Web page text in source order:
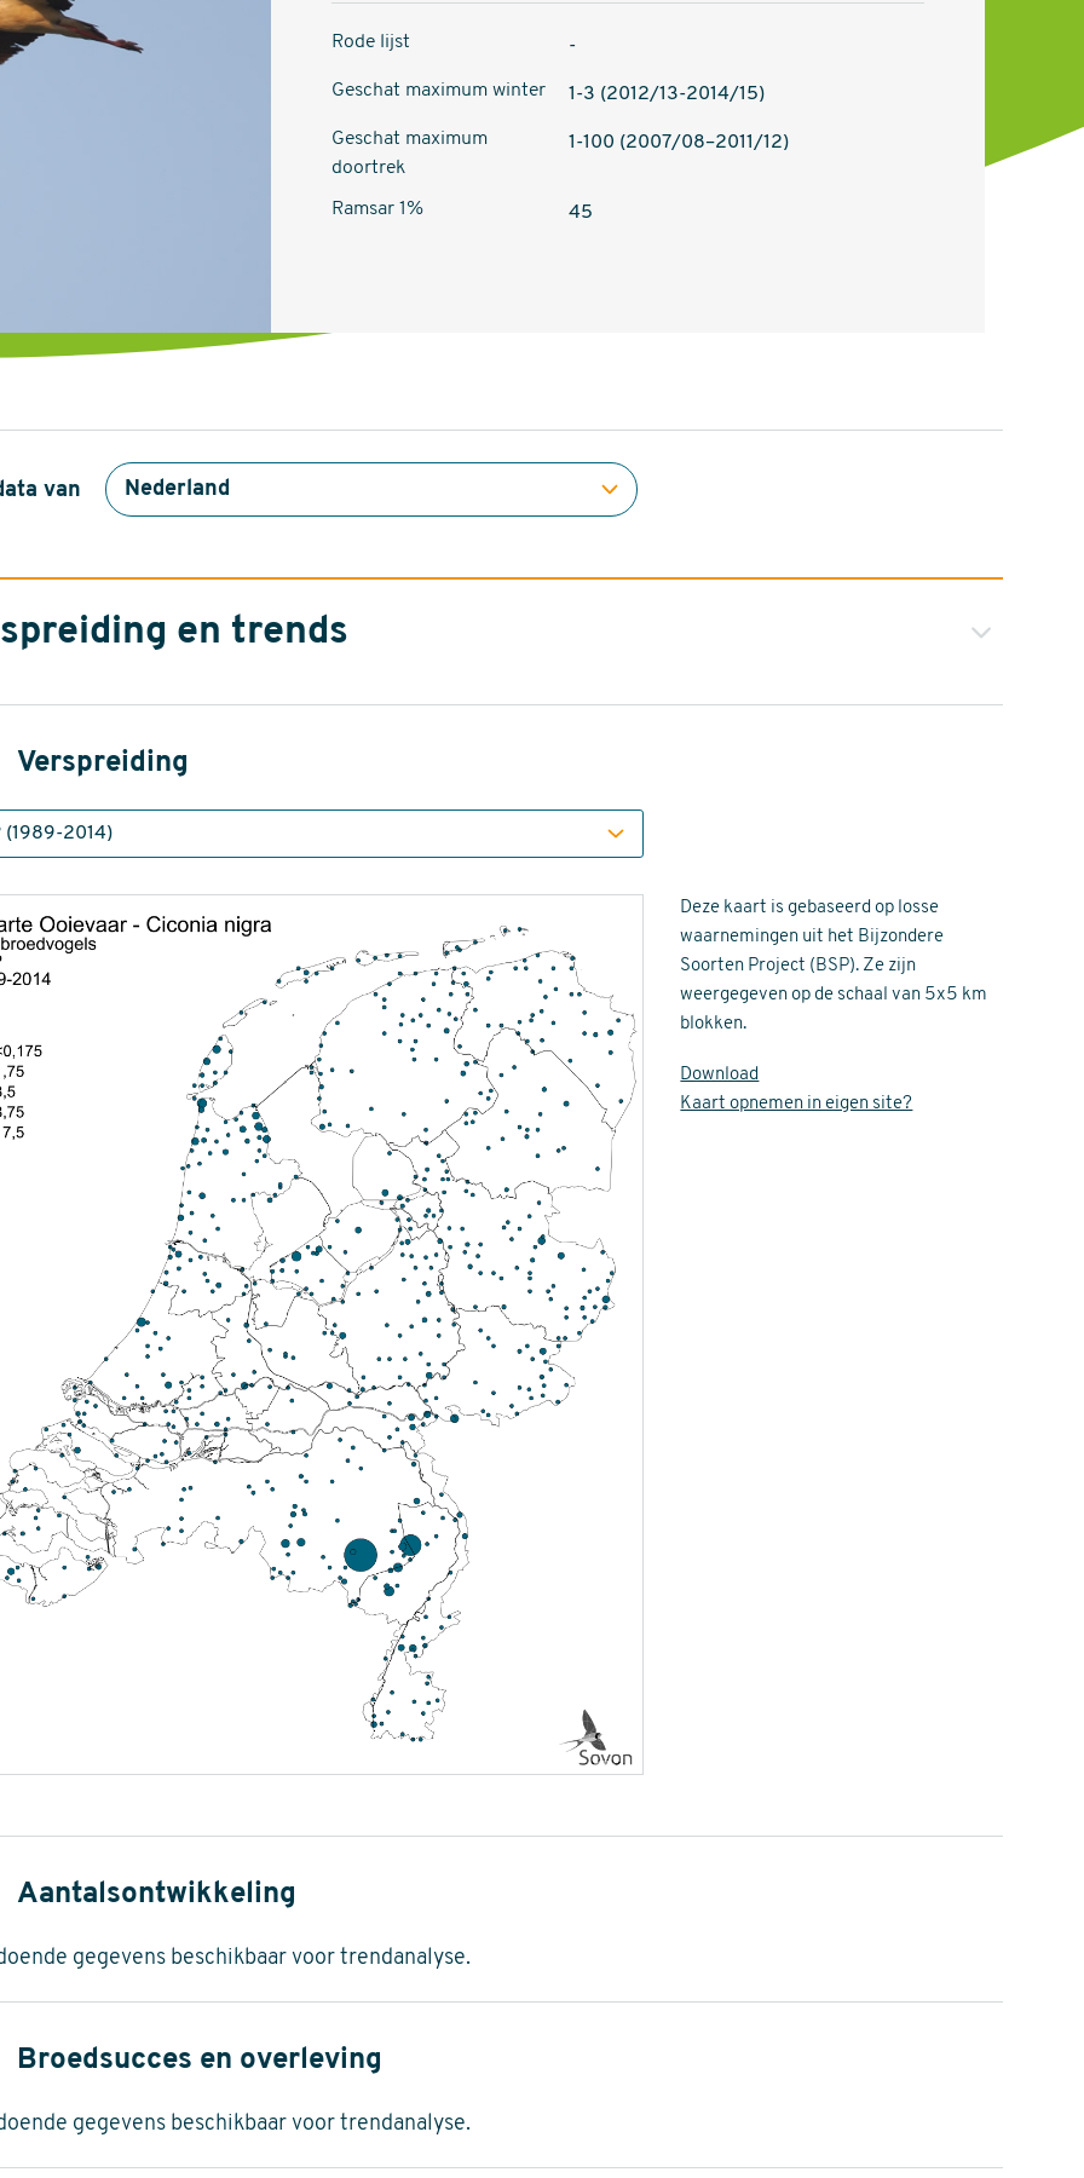
Rode lijst -
Geschat maximum winter 1-3 (2012/13-2014/15)
Geschat maximum
doortrek
1-100 (2007/08–2011/12)
Ramsar 1% 45
van
en trends
Verspreiding
Deze kaart is gebaseerd op losse
waarnemingen uit het Bijzondere
Soorten Project (BSP). Ze zijn
weergegeven op de schaal van 5x5 km
blokken.
Download
Kaart opnemen in eigen site?
Aantalsontwikkeling
gegevens beschikbaar voor trendanalyse.
Broedsucces en overleving
gegevens beschikbaar voor trendanalyse.